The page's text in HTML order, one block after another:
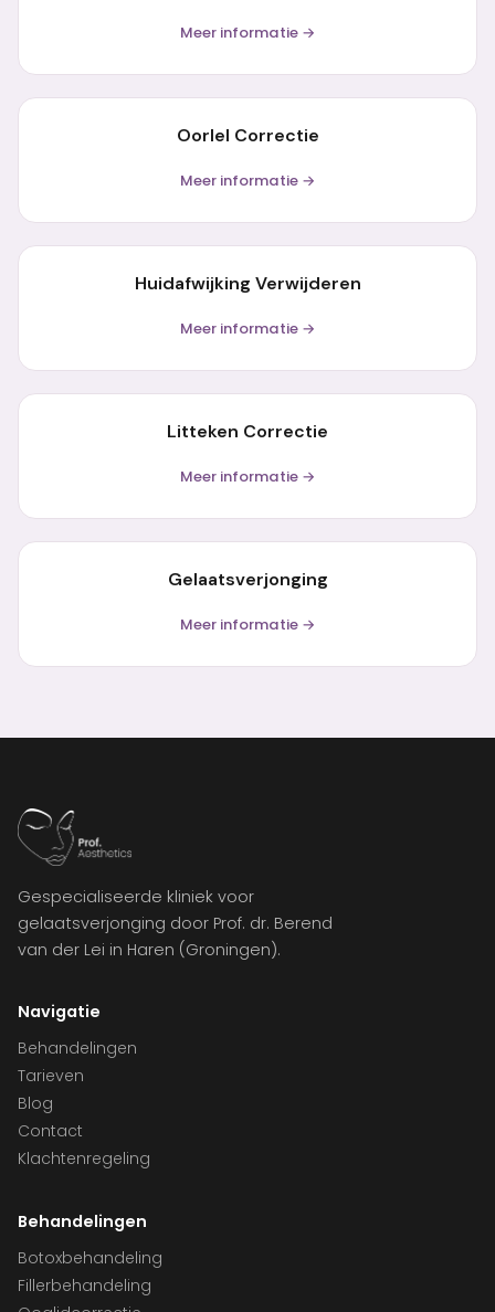
Meer informatie →
Oorlel Correctie
Meer informatie →
Huidafwijking Verwijderen
Meer informatie →
Litteken Correctie
Meer informatie →
Gelaatsverjonging
Meer informatie →
Gespecialiseerde kliniek voor
gelaatsverjonging door Prof. dr. Berend
van der Lei in Haren (Groningen).
Navigatie
Behandelingen
Tarieven
Blog
Contact
Klachtenregeling
Behandelingen
Botoxbehandeling
Fillerbehandeling